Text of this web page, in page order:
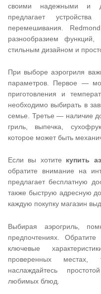
своими надежными и
предлагает
перемешивания.
разнообразием
стильным дизайном и
При выборе аэрогриля
параметров. Первое —
приготовления и
необходимо выбирать в
семье. Третье — наличие
гриль, выпечка,
которое может быть
Если вы хотите купить
обратите внимание на
предлагает бесплатную
также быструю адресную
каждую покупку магазин
Выбирая аэрогриль,
предпочтениях.
ключевые
проверенных
наслаждайтесь
любимых блюд.